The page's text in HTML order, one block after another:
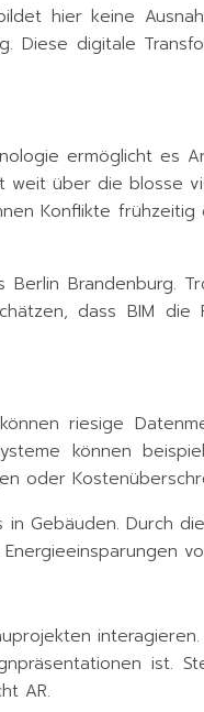
hier keine
Diese digitale
ermöglicht es
über die blosse
Konflikte
Brandenburg.
dass BIM
riesige
können
oder
Gebäuden. Durch
ist.
AR.